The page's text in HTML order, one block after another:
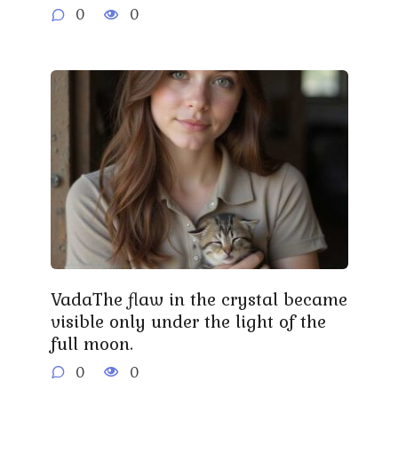
0 0
VadaThe flaw in the crystal became
visible only under the light of the
full moon.
0 0